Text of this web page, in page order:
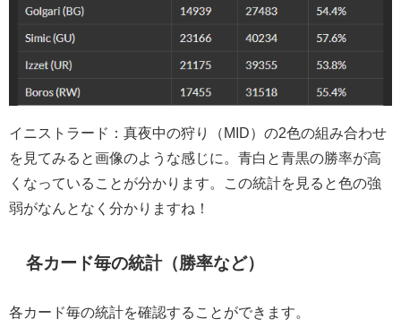
イニストラード：真夜中の狩り（MID）の2色の組み合わせ
を見てみると画像のような感じに。青白と青黒の勝率が高
くなっていることが分かります。この統計を見ると色の強
弱がなんとなく分かりますね！
各カード毎の統計（勝率など）
各カード毎の統計を確認することができます。